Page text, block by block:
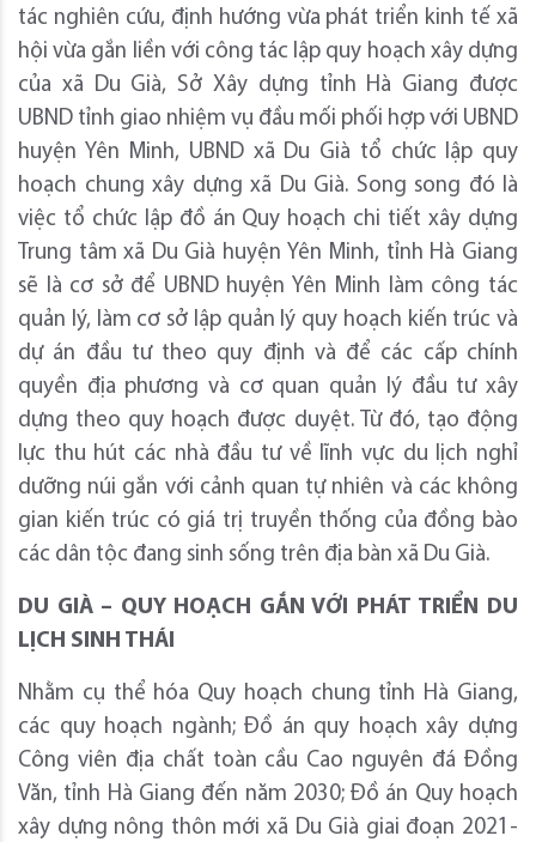
tác nghiên cứu, định hướng vừa phát triển kinh tế xã
hội vừa gắn liền với công tác lập quy hoạch xây dựng
của xã Du Già, Sở Xây dựng tỉnh Hà Giang được
UBND tỉnh giao nhiệm vụ đầu mối phối hợp với UBND
huyện Yên Minh, UBND xã Du Già tổ chức lập quy
hoạch chung xây dựng xã Du Già. Song song đó là
việc tổ chức lập đồ án Quy hoạch chi tiết xây dựng
Trung tâm xã Du Già huyện Yên Minh, tỉnh Hà Giang
sẽ là cơ sở để UBND huyện Yên Minh làm công tác
quản lý, làm cơ sở lập quản lý quy hoạch kiến trúc và
dự án đầu tư theo quy định và để các cấp chính
quyền địa phương và cơ quan quản lý đầu tư xây
dựng theo quy hoạch được duyệt. Từ đó, tạo động
lực thu hút các nhà đầu tư về lĩnh vực du lịch nghỉ
dưỡng núi gắn với cảnh quan tự nhiên và các không
gian kiến trúc có giá trị truyền thống của đồng bào
các dân tộc đang sinh sống trên địa bàn xã Du Già.
DU GIÀ – QUY HOẠCH GẮN VỚI PHÁT TRIỂN DU
LỊCH SINH THÁI
Nhằm cụ thể hóa Quy hoạch chung tỉnh Hà Giang,
các quy hoạch ngành; Đồ án quy hoạch xây dựng
Công viên địa chất toàn cầu Cao nguyên đá Đồng
Văn, tỉnh Hà Giang đến năm 2030; Đồ án Quy hoạch
xây dựng nông thôn mới xã Du Già giai đoạn 2021-